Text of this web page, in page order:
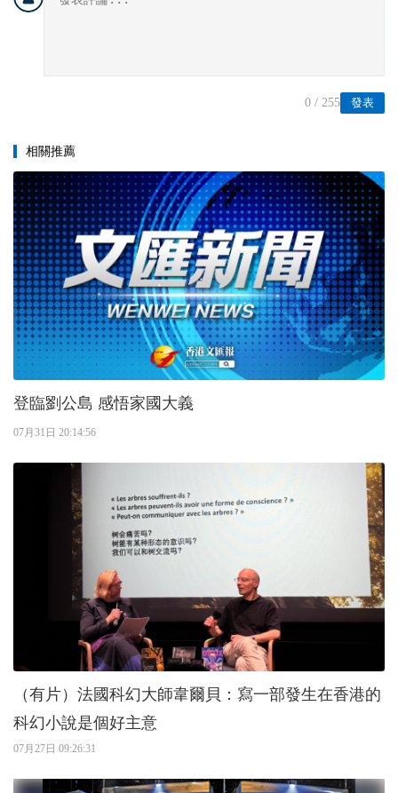
發表
0 / 255
相關推薦
登臨劉公島 感悟家國大義
07月31日 20:14:56
（有片）法國科幻大師韋爾貝：寫一部發生在香港的
科幻小說是個好主意
07月27日 09:26:31